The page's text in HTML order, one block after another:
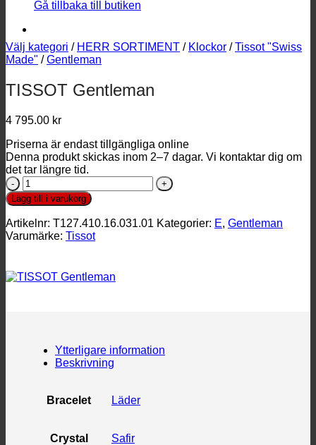
Gå tillbaka till butiken
Välj kategori / HERR SORTIMENT / Klockor / Tissot "Swiss
Made" / Gentleman
TISSOT Gentleman
4 795.00 kr
Priserna är endast tillgängliga online
Denna produkt skickas inom 2–7 dagar. Vi kontaktar dig om
det tar längre tid.
TISSOT
Gentleman
mängd
Lägg till i varukorg
Artikelnr: T127.410.16.031.01 Kategorier: E, Gentleman
Varumärke: Tissot
Ytterligare information
Beskrivning
Bracelet Läder
Crystal Safir